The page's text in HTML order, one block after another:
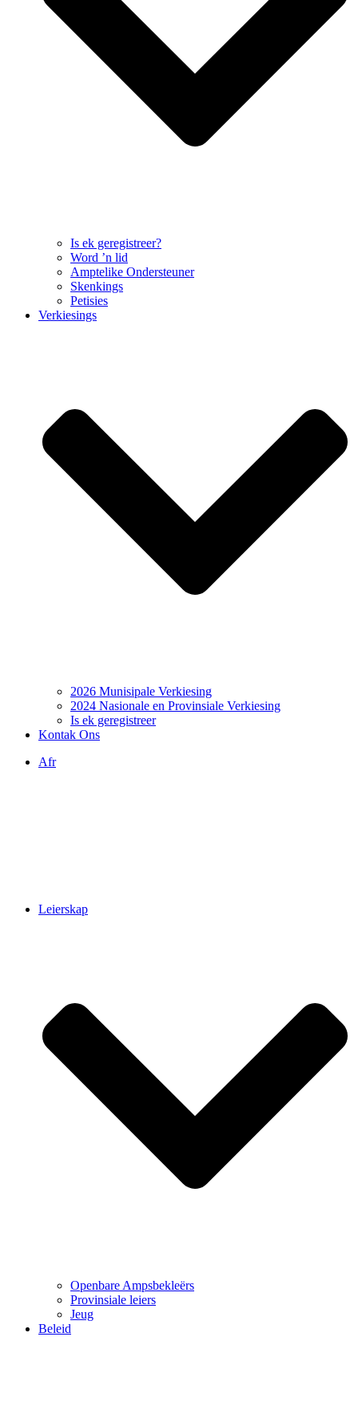
Is ek geregistreer?
Word ’n lid
Amptelike Ondersteuner
Skenkings
Petisies
Verkiesings
2026 Munisipale Verkiesing
2024 Nasionale en Provinsiale Verkiesing
Is ek geregistreer
Kontak Ons
Afr
Leierskap
Openbare Ampsbekleërs
Provinsiale leiers
Jeug
Beleid